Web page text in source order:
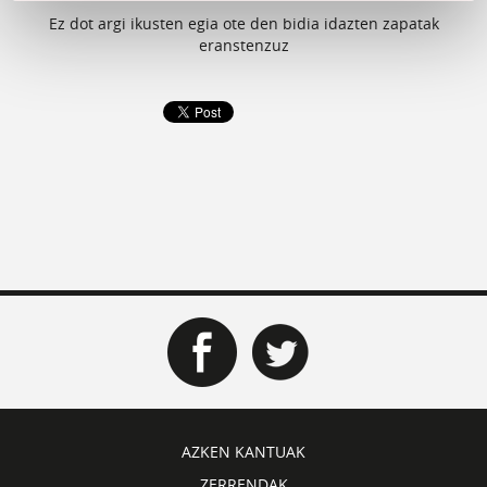
Ez dot argi ikusten egia ote den bidia idazten zapatak
eranstenzuz
AZKEN KANTUAK